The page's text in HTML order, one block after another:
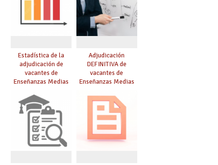
Estadística de la
adjudicación de
vacantes de
Enseñanzas Medias
Adjudicación
DEFINITIVA de
vacantes de
Enseñanzas Medias